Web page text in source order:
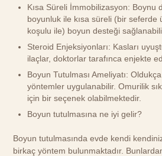
Kısa Süreli İmmobilizasyon: Boynu
boyunluk ile kısa süreli (bir seferde
koşulu ile) boyun desteği
Steroid Enjeksiyonları: Kasları
ilaçlar, doktorlar tarafınca enjekte
Boyun Tutulması Ameliyatı:
yöntemler uygulanabilir. Omurilik
için bir seçenek olabilmektedir.
Boyun tutulmasına ne iyi gelir?
Boyun tutulmasında evde kendi
birkaç yöntem bulunmaktadır.